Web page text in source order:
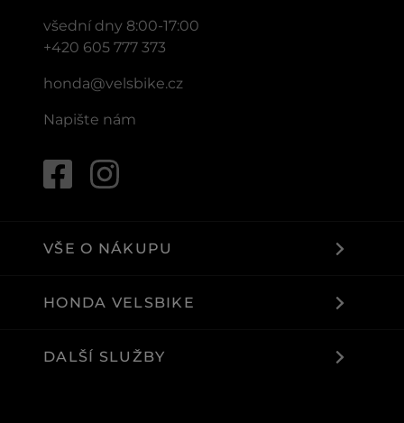
všední dny 8:00-17:00
+420 605 777 373
honda@velsbike.cz
Napište nám
VŠE O NÁKUPU
HONDA VELSBIKE
DALŠÍ SLUŽBY